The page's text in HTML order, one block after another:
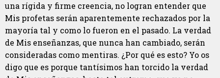
una rígida y firme creencia, no logran entender que
Mis profetas serán aparentemente rechazados por la
mayoría tal y como lo fueron en el pasado. La verdad
de Mis enseñanzas, que nunca han cambiado, serán
consideradas como mentiras. ¿Por qué es esto? Yo os
digo que es porque tantísimos han torcido la verdad